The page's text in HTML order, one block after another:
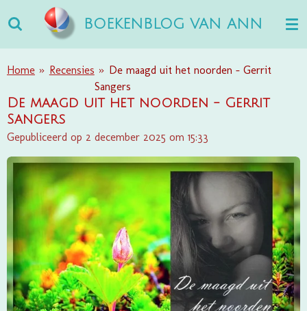
direct
naar
de
BOEKENBLOG VAN ANN
Home » Recensies » De maagd uit het noorden - Gerrit
Sangers
De maagd uit het noorden - Gerrit
Sangers
Gepubliceerd op 2 december 2025 om 15:33